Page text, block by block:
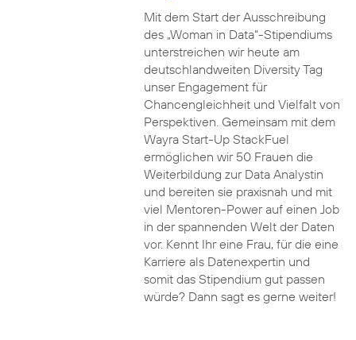
Mit dem Start der Ausschreibung
des „Woman in Data“-Stipendiums
unterstreichen wir heute am
deutschlandweiten Diversity Tag
unser Engagement für
Chancengleichheit und Vielfalt von
Perspektiven. Gemeinsam mit dem
Wayra Start-Up StackFuel
ermöglichen wir 50 Frauen die
Weiterbildung zur Data Analystin
und bereiten sie praxisnah und mit
viel Mentoren-Power auf einen Job
in der spannenden Welt der Daten
vor. Kennt Ihr eine Frau, für die eine
Karriere als Datenexpertin und
somit das Stipendium gut passen
würde? Dann sagt es gerne weiter!